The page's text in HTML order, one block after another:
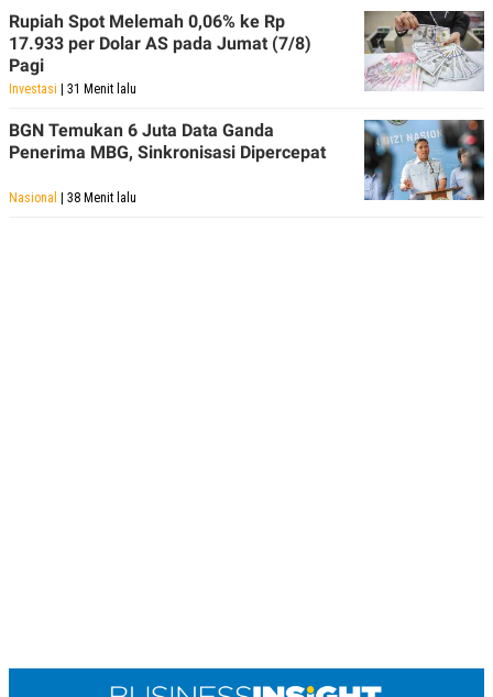
Rupiah Spot Melemah 0,06% ke Rp
17.933 per Dolar AS pada Jumat (7/8)
Pagi
Investasi | 31 Menit lalu
BGN Temukan 6 Juta Data Ganda
Penerima MBG, Sinkronisasi Dipercepat
Nasional | 38 Menit lalu